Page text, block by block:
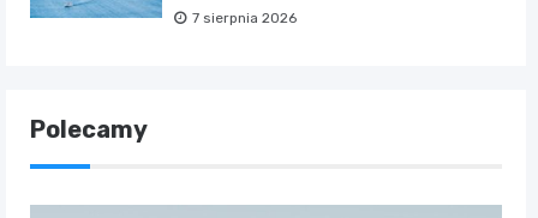
7 sierpnia 2026
Polecamy